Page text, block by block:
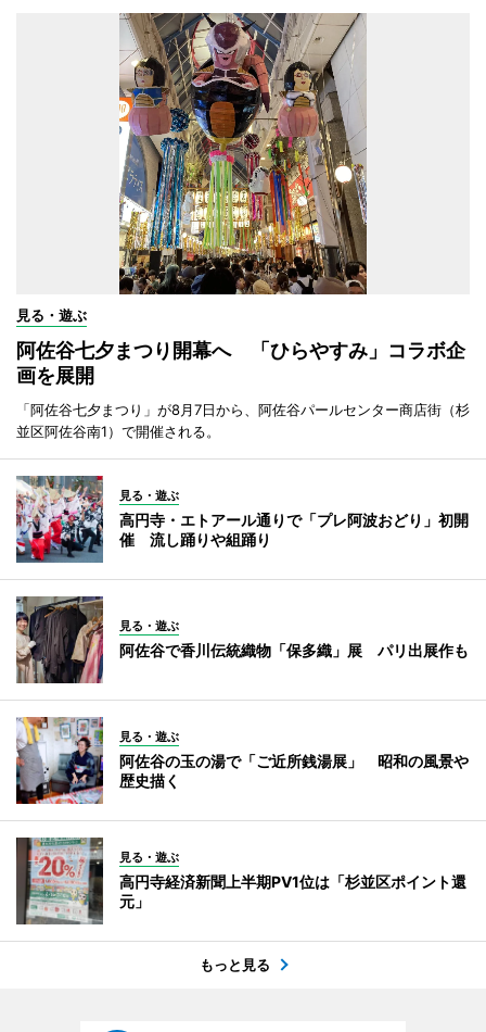
見る・遊ぶ
阿佐谷七夕まつり開幕へ 「ひらやすみ」コラボ企
画を展開
「阿佐谷七夕まつり」が8月7日から、阿佐谷パールセンター商店街（杉
並区阿佐谷南1）で開催される。
見る・遊ぶ
高円寺・エトアール通りで「プレ阿波おどり」初開
催 流し踊りや組踊り
見る・遊ぶ
阿佐谷で香川伝統織物「保多織」展 パリ出展作も
見る・遊ぶ
阿佐谷の玉の湯で「ご近所銭湯展」 昭和の風景や
歴史描く
見る・遊ぶ
高円寺経済新聞上半期PV1位は「杉並区ポイント還
元」
もっと見る